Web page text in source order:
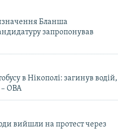
Бланша
запропонував
в Нікополі: загинув водій,
– ОВА
вийшли на протест через